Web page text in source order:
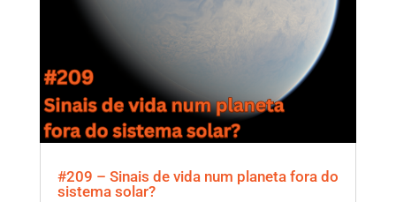
#209 – Sinais de vida num planeta fora do
sistema solar?